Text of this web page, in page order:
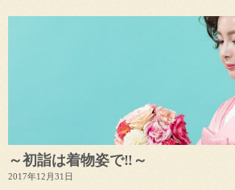
～初詣は着物姿で‼～
2017年12月31日